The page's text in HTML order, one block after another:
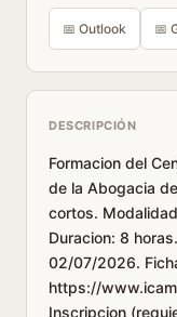
📅 Outlook 📅
DESCRIPCIÓN
Formacion del
de la Abogacia
cortos.
Duracion: 8
02/07/2026.
https://
Inscripcion